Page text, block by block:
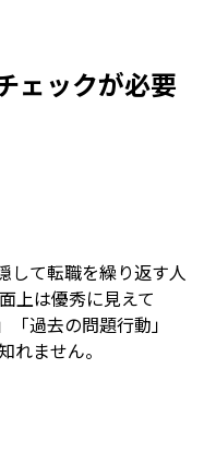
ェックが必要
して転職を繰り返す人
上は優秀に見えて
過去の問題行動」
れません。